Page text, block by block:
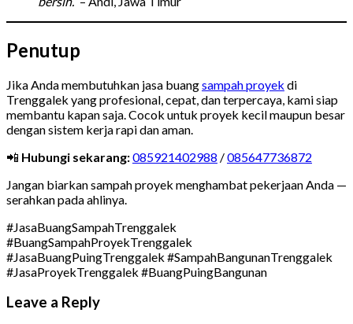
Penutup
Jika Anda membutuhkan jasa buangsampah proyek di
Trenggalek yang profesional, cepat, dan terpercaya, kami siap
membantu kapan saja. Cocok untuk proyek kecil maupun besar
dengan sistem kerja rapi dan aman.
📲 Hubungi sekarang:085921402988 /085647736872
Jangan biarkan sampah proyek menghambat pekerjaan Anda —
serahkan pada ahlinya.
#JasaBuangSampahTrenggalek
#BuangSampahProyekTrenggalek
#JasaBuangPuingTrenggalek #SampahBangunanTrenggalek
#JasaProyekTrenggalek #BuangPuingBangunan
Leave a Reply